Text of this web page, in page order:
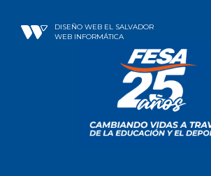
DISEÑO WEB EL SALVADOR
WEB INFORMÁTICA